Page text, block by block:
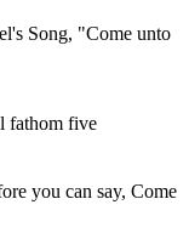
Song, "Come unto
fathom five
you can say, Come